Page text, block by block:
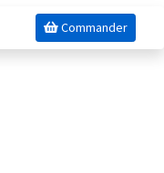
Commander